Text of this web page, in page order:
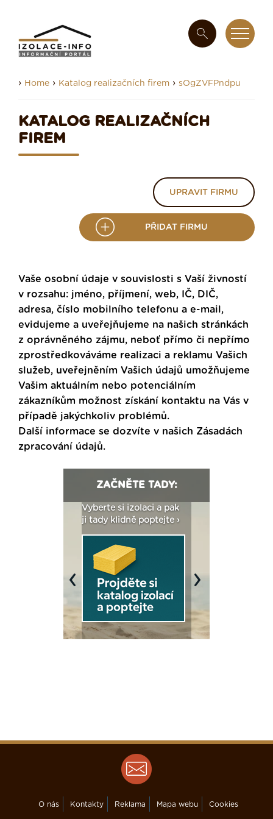
› Home › Katalog realizačních firem › sOgZVFPndpu
KATALOG REALIZAČNÍCH
FIREM
UPRAVIT FIRMU
PŘIDAT FIRMU
Vaše osobní údaje v souvislosti s Vaší živností
v rozsahu: jméno, příjmení, web, IČ, DIČ,
adresa, číslo mobilního telefonu a e-mail,
evidujeme a uveřejňujeme na našich stránkách
z oprávněného zájmu, neboť přímo či nepřímo
zprostředkováváme realizaci a reklamu Vašich
služeb, uveřejněním Vašich údajů umožňujeme
Vašim aktuálním nebo potenciálním
zákazníkům možnost získání kontaktu na Vás v
případě jakýchkoliv problémů.
Další informace se dozvíte v našich Zásadách
zpracování údajů.
ZAČNĚTE TADY:
Vyberte si izolaci a pak
ji tady klidně poptejte ›
Previous Next
O nás Kontakty Reklama Mapa webu Cookies